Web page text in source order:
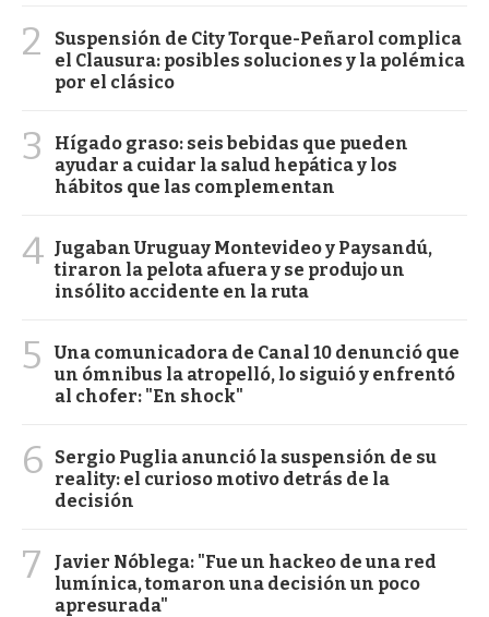
2
Suspensión de City Torque-Peñarol complica
el Clausura: posibles soluciones y la polémica
por el clásico
3
Hígado graso: seis bebidas que pueden
ayudar a cuidar la salud hepática y los
hábitos que las complementan
4 Jugaban Uruguay Montevideo y Paysandú,
tiraron la pelota afuera y se produjo un
insólito accidente en la ruta
5
Una comunicadora de Canal 10 denunció que
un ómnibus la atropelló, lo siguió y enfrentó
al chofer: "En shock"
6
Sergio Puglia anunció la suspensión de su
reality: el curioso motivo detrás de la
decisión
7
Javier Nóblega: "Fue un hackeo de una red
lumínica, tomaron una decisión un poco
apresurada"